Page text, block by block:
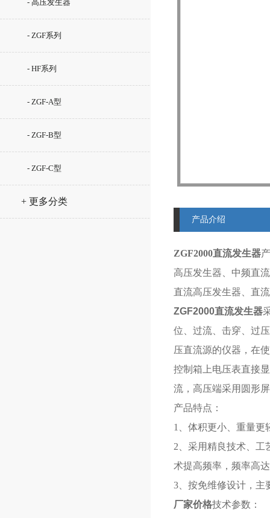
- 高压发生器
- ZGF系列
- HF系列
- ZGF-A型
- ZGF-B型
- ZGF-C型
+ 更多分类
产品介绍
ZGF2000直流发生器
高压发生器、中频直
直流高压发生器、直
ZGF2000直流发生器
位、过流、击穿、过
压直流源的仪器，在
控制箱上电压表直接
流，高压端采用圆形
产品特点：
1、体积更小、重量更
2、采用精良技术、
术提高频率，频率高
3、按免维修设计，主
厂家价格技术参数：